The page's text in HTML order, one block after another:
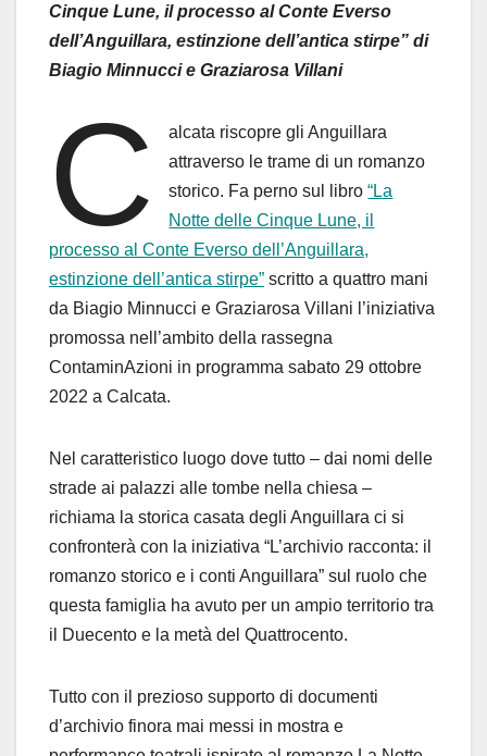
Cinque Lune, il processo al Conte Everso
dell’Anguillara, estinzione dell’antica stirpe” di
Biagio Minnucci e Graziarosa Villani
C
alcata riscopre gli Anguillara
attraverso le trame di un romanzo
storico. Fa perno sul libro“La
Notte delle Cinque Lune, il
processo al Conte Everso dell’Anguillara,
estinzione dell’antica stirpe” scritto a quattro mani
da Biagio Minnucci e Graziarosa Villani l’iniziativa
promossa nell’ambito della rassegna
ContaminAzioni in programma sabato 29 ottobre
2022 a Calcata.
Nel caratteristico luogo dove tutto – dai nomi delle
strade ai palazzi alle tombe nella chiesa –
richiama la storica casata degli Anguillara ci si
confronterà con la iniziativa “L’archivio racconta: il
romanzo storico e i conti Anguillara” sul ruolo che
questa famiglia ha avuto per un ampio territorio tra
il Duecento e la metà del Quattrocento.
Tutto con il prezioso supporto di documenti
d’archivio finora mai messi in mostra e